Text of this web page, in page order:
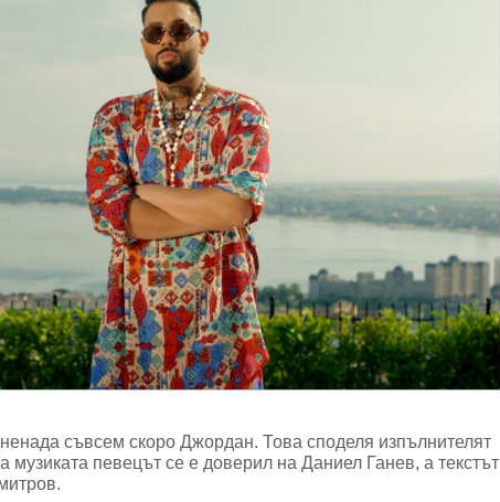
съвсем скоро Джордан. Това споделя изпълнителят
музиката певецът се е доверил на Даниел Ганев, а текстът